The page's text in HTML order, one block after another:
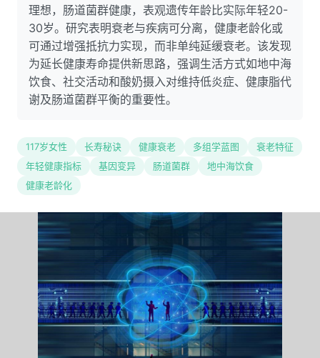
理想，肠道菌群健康，表观遗传年龄比实际年轻20-
30岁。研究表明衰老与疾病可分离，健康老龄化或
可通过增强抵抗力实现，而非单纯延缓衰老。该发现
为延长健康寿命提供新思路，强调生活方式如地中海
饮食、社交活动和酸奶摄入对维持低炎症、健康脂代
谢及肠道菌群平衡的重要性。
117岁女性 长寿秘诀 健康衰老 多组学蓝图
衰老特征
年轻健康指标
基因变异 肠道菌群
地中海饮食
健康老龄化